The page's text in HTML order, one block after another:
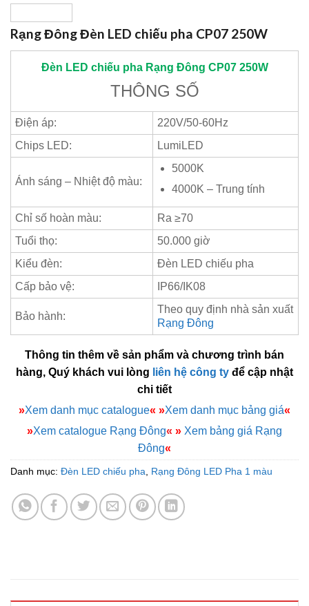
Rạng Đông Đèn LED chiếu pha CP07 250W
Đèn LED chiếu pha Rạng Đông CP07 250W
THÔNG SỐ
Điện áp:
220V/50-60Hz
Chips LED:
LumiLED
Ánh sáng – Nhiệt độ màu:
5000K
4000K – Trung tính
Chỉ số hoàn màu:
Ra ≥70
Tuổi thọ:
50.000 giờ
Kiểu đèn:
Đèn LED chiếu pha
Cấp bảo vệ:
IP66/IK08
Bảo hành:
Theo quy định nhà sản xuất
Rạng Đông
Thông tin thêm về sản phẩm và chương trình bán
hàng, Quý khách vui lòng liên hệ công ty để cập nhật
chi tiết
»Xem danh mục catalogue« »Xem danh mục bảng giá«
»Xem catalogue Rạng Đông« » Xem bảng giá Rạng
Đông«
Danh mục: Đèn LED chiếu pha, Rạng Đông LED Pha 1 màu